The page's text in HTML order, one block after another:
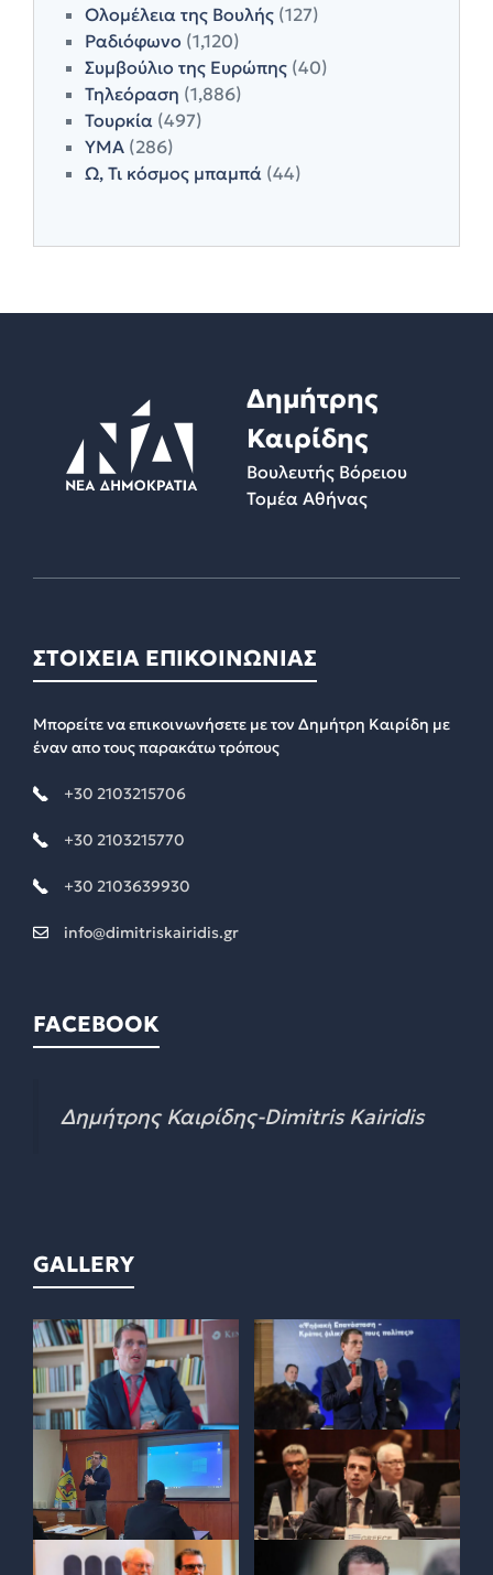
Ολομέλεια της Βουλής (127)
Ραδιόφωνο (1,120)
Συμβούλιο της Ευρώπης (40)
Τηλεόραση (1,886)
Τουρκία (497)
ΥΜΑ (286)
Ω, Τι κόσμος μπαμπά (44)
Δημήτρης
Καιρίδης
Βουλευτής Βόρειου
Τομέα Αθήνας
ΣΤΟΙΧΕΙΑ ΕΠΙΚΟΙΝΩΝΙΑΣ
Μπορείτε να επικοινωνήσετε με τον Δημήτρη Καιρίδη με
έναν απο τους παρακάτω τρόπους
+30 2103215706
+30 2103215770
+30 2103639930
info@dimitriskairidis.gr
FACEBOOK
Δημήτρης Καιρίδης-Dimitris Kairidis
GALLERY